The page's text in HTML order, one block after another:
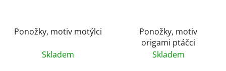
Ponožky, motiv motýlci
Skladem
Ponožky, motiv
origami ptáčci
Skladem